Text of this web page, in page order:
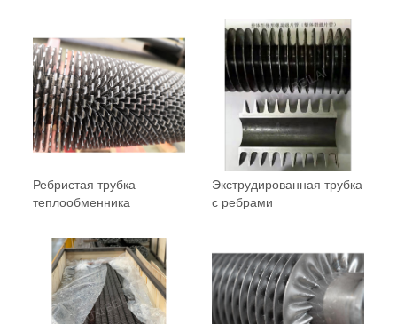
Ребристая трубка
теплообменника
Экструдированная трубка
с ребрами